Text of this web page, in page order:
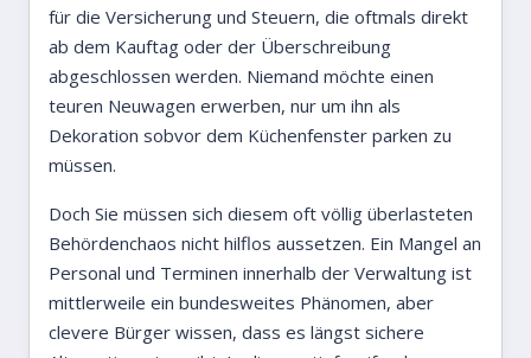
für die Versicherung und Steuern, die oftmals direkt
ab dem Kauftag oder der Überschreibung
abgeschlossen werden. Niemand möchte einen
teuren Neuwagen erwerben, nur um ihn als
Dekoration sobvor dem Küchenfenster parken zu
müssen.
Doch Sie müssen sich diesem oft völlig überlasteten
Behördenchaos nicht hilflos aussetzen. Ein Mangel an
Personal und Terminen innerhalb der Verwaltung ist
mittlerweile ein bundesweites Phänomen, aber
clevere Bürger wissen, dass es längst sichere